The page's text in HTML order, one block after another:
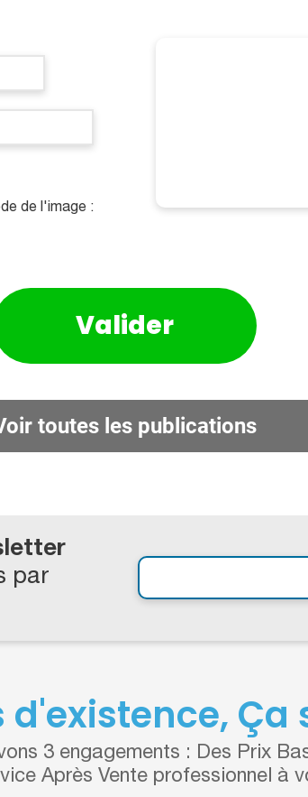
de l'image :
toutes les publications
par
d'existence, Ça
3 engagements : Des Prix
Après Vente professionnel à